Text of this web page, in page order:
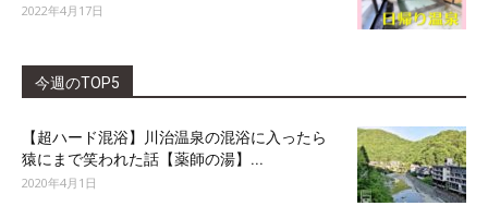
2022年4月17日
今週のTOP5
【超ハード混浴】川治温泉の混浴に入ったら
猿にまで笑われた話【薬師の湯】...
2020年4月1日